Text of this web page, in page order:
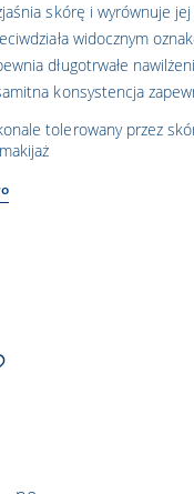
skórę i wyrównuje
widocznym
długotrwałe
konsystencja
tolerowany przez